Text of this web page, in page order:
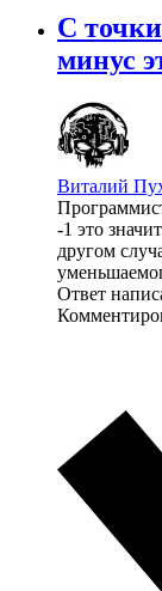
С
минус
Виталий
-1 это
другом
Ответ